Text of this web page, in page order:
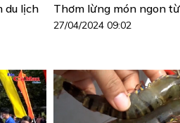
du lịch Thơm lừng món ngon
27/04/2024 09:02